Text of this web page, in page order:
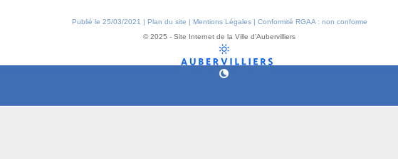
Publié le 25/03/2021 | Plan du site | Mentions Légales| Conformité RGAA : non conforme
© 2025 - Site Internet de la Ville d’Aubervilliers